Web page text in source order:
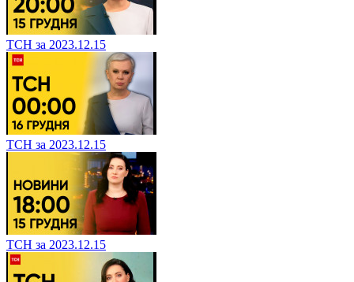
ТСН за 2023.12.15
ТСН за 2023.12.15
ТСН за 2023.12.15